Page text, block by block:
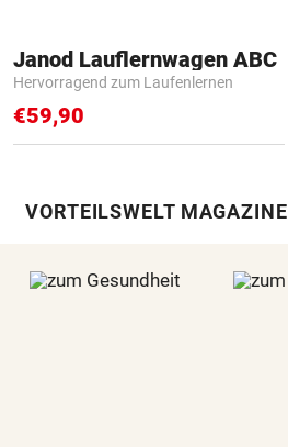
Janod Lauflernwagen ABC
Hervorragend zum Laufenlernen
€59,90
VORTEILSWELT MAGAZINE